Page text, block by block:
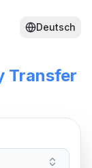
Deutsch
Transfer